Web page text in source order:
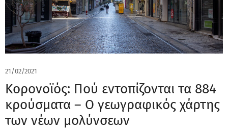
21/02/2021
Κορονοϊός: Πού εντοπίζονται τα 884
κρούσματα – Ο γεωγραφικός χάρτης
των νέων μολύνσεων